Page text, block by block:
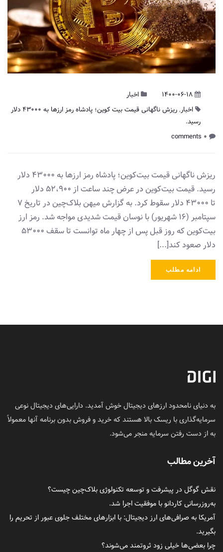
1400-06-18
اخبار
اخبار,
ریزش ناگهانی قیمت بیت کوین؛ پادشاه رمز ارزها به ۴۳۰۰۰ دلار
رسید.
0 comments
ریزش ناگهانی قیمت بیت‌کوین؛ پادشاه رمز ارزها به ۴۳۰۰۰ دلار
رسید. قیمت بیت‌کوین در عرض چند ساعت از ۵۲،۹۰۰ دلار
تا ۴۳۰۰۰ دلار سقوط کرد. به گزارش میهن بلاک‌چین در تاریخ ۷
سپتامبر (۱۶ شهریور) با نوسان قیمت شدیدی مواجه شد. رمز ارز
بیت‌کوین که روز قبل پس از چهار ماه توانست تا سقف ۵۳۰۰۰
دلار صعود کند[...]
ادامه مطلب
به دنیای نامحدود ارزهای دیجیتال خوش آمدید. دارایی‌های دیجیتال نوعی
سرمایه‌گذاری با ریسک بالا هستند که خرید و فروش بدون برنامه آنها معمولاً
به از دست رفتن سرمایه منجر می‌شود.
آخرین مطالب
نقش گوگل در پیشرفت و توسعه تکنولوژی بلاک‌چین چیست؟
به‌روزرسانی کاردانو با موفقیت اجرا شد.
آمریکا به صرافی‌های ارز دیجیتال: با ابزارهای مختلف جلوی عبور از تحریم را
بگیرید.
چرا بعضی‌ها خیلی زود ثروتمند می‌شوند؟